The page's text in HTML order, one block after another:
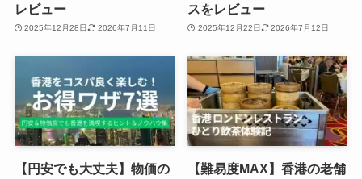
レビュー
2025年12月28日 2026年7月11日
スをレビュー
2025年12月22日 2026年7月12日
【円安でも大丈夫】物価の
【難易度MAX】香港の老舗